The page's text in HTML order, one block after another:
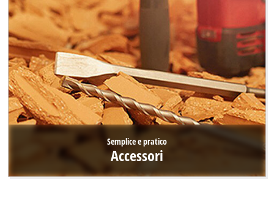
Semplice e pratico
Accessori